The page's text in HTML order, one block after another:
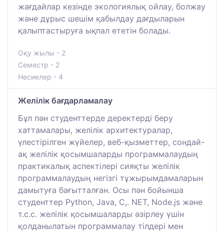
жағдайлар кезінде экологиялық ойлау, болжау
және дұрыс шешім қабылдау дағдыларын
қалыптастыруға ықпал ететін болады.
Оқу жылы - 2
Семестр - 2
Несиелер - 4
Желілік бағдарламалау
Бұл пән студенттерде деректерді беру
хаттамалары, желілік архитектуралар,
үлестірілген жүйелер, веб-қызметтер, сондай-
ақ желілік қосымшаларды программалаудың
практикалық аспектілері сияқты желілік
программалаудың негізгі тұжырымдамаларын
дамытуға бағытталған. Осы пән бойынша
студенттер Python, Java, C,. NET, Node.js және
т.с.с. желілік қосымшаларды әзірлеу үшін
қолданылатын программалау тілдері мен